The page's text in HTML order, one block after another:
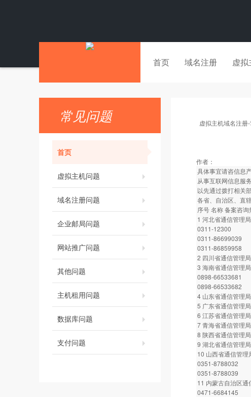
首页 域名注册 虚拟
常见问题
首页
虚拟主机问题
域名注册问题
企业邮局问题
网站推广问题
其他问题
主机租用问题
数据库问题
支付问题
虚拟主机域名注册
作者：
具体事宜请咨信息
从事互联网信息服
以先通过拨打相关
各省、自治区、直
序号 名称 备案咨询
1 河北省通信管理局
0311-12300
0311-86699039
0311-86859958
2 四川省通信管理
3 海南省通信管理局
0898-66533681
0898-66533682
4 山东省通信管理
5 广东省通信管理
6 江苏省通信管理
7 青海省通信管理
8 陕西省通信管理
9 湖北省通信管理
10 山西省通信管理
0351-8788032
0351-8788039
11 内蒙古自治区通
0471-6684145